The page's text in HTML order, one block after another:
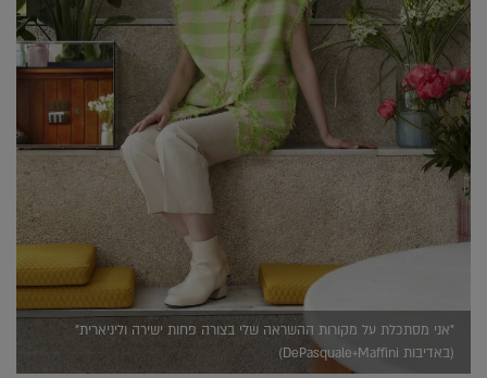
"אני מסתכלת על מקורות ההשראה שלי בצורה פחות ישירה וליניארית"
(באדיבות DePasquale+Maffini)